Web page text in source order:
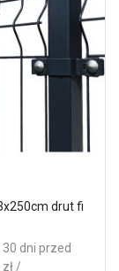
drut fi
dni przed
/